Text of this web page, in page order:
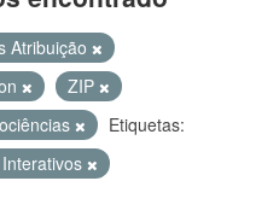
Atribuição
ZIP
Etiquetas: